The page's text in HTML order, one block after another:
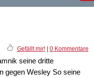
Gefällt mir!| 0 Kommentare
seine dritte
gegen Wesley So seine